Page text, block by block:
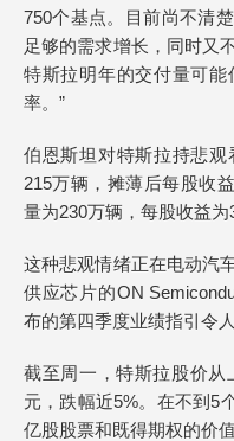
750个基点。目前尚不清
足够的需求增长，同时又
特斯拉明年的交付量可
率。”
伯恩斯坦对特斯拉持悲
215万辆，摊薄后每股收
量为230万辆，每股收益为
这种悲观情绪正在电动汽
供应芯片的ON
布的第四季度业绩指引令人
截至周一，特斯拉股价从
元，跌幅近5%。在不到5
亿股股票和既得期权的价